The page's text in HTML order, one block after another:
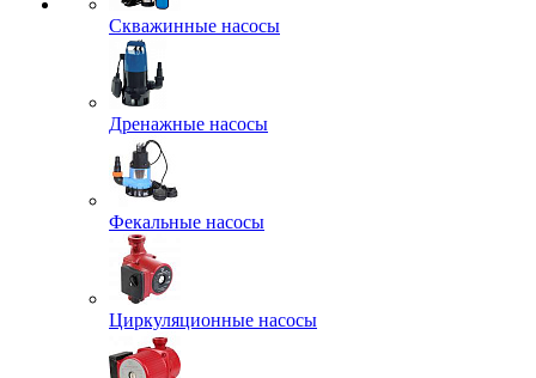
Скважинные насосы
Дренажные насосы
Фекальные насосы
Циркуляционные насосы